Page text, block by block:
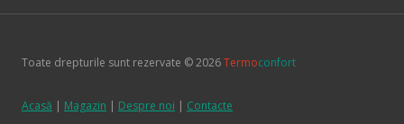
Toate drepturile sunt rezervate © 2026Termoconfort
Acasă | Magazin | Despre noi | Contacte